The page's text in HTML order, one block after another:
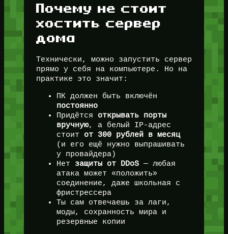
Почему не стоит
хостить сервер
дома
Технически, можно запустить сервер
прямо у себя на компьютере. Но на
практике это значит:
ПК должен быть включён
постоянно
Придётся открывать порты
вручную, а белый IP-адрес
стоит от 300 рублей в месяц
(и его ещё нужно выпрашивать
у провайдера)
Нет защиты от DDoS— любая
атака может «положить»
соединение, даже школьная с
фристрессера
Ты сам отвечаешь за лаги,
моды, сохранность мира и
резервные копии